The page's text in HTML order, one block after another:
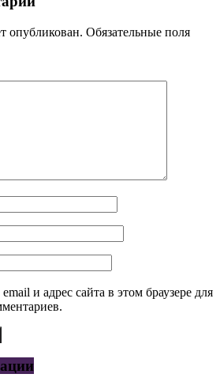
опубликован. Обязательные поля
и адрес сайта в этом браузере для